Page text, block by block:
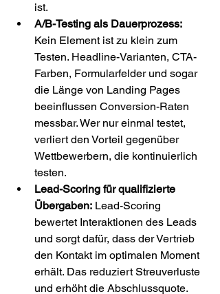
ist.
A/B-Testing als Dauerprozess:
Kein Element ist zu klein zum
Testen. Headline-Varianten, CTA-
Farben, Formularfelder und sogar
die Länge von Landing Pages
beeinflussen Conversion-Raten
messbar. Wer nur einmal testet,
verliert den Vorteil gegenüber
Wettbewerbern, die kontinuierlich
testen.
Lead-Scoring für qualifizierte
Übergaben: Lead-Scoring
bewertet Interaktionen des Leads
und sorgt dafür, dass der Vertrieb
den Kontakt im optimalen Moment
erhält. Das reduziert Streuverluste
und erhöht die Abschlussquote.